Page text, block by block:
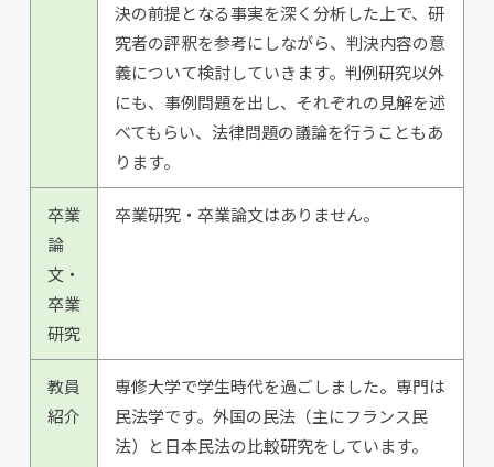
決の前提となる事実を深く分析した上で、研
究者の評釈を参考にしながら、判決内容の意
義について検討していきます。判例研究以外
にも、事例問題を出し、それぞれの見解を述
べてもらい、法律問題の議論を行うこともあ
ります。
卒業
論
文・
卒業
研究
卒業研究・卒業論文はありません。
教員
紹介
専修大学で学生時代を過ごしました。専門は
民法学です。外国の民法（主にフランス民
法）と日本民法の比較研究をしています。